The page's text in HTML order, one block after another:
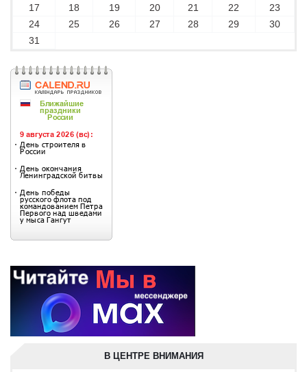
17 18 19 20 21 22
23
24
25 26 27 28 29
30
31
В ЦЕНТРЕ ВНИМАНИЯ